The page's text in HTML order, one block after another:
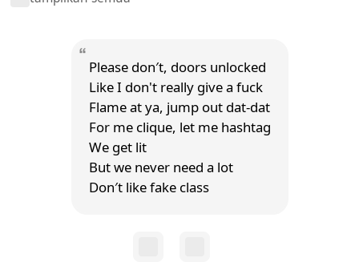
Please don′t, doors unlocked
Like I don't really give a fuck
Flame at ya, jump out dat-dat
For me clique, let me hashtag
We get lit
But we never need a lot
Don′t like fake class